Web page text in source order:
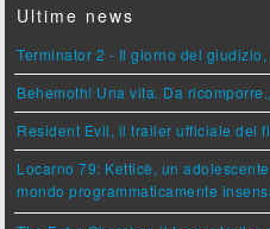
Ultime news
Terminator 2 - Il giorno del
Behemoth! Una vita. Da
Resident Evil, il trailer ufficiale del
Locarno 79: Ketticè, un
mondo programmaticamente